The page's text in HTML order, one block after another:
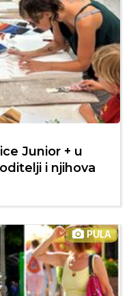
Junior + u
i njihova
PULA